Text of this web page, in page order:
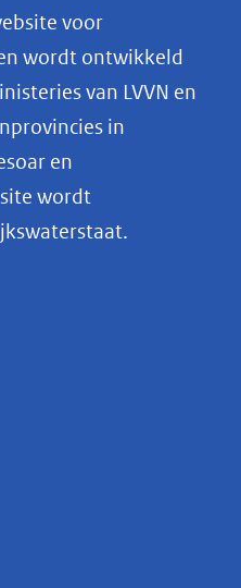
voor
wordt ontwikkeld
van LVVN en
in
en
wordt